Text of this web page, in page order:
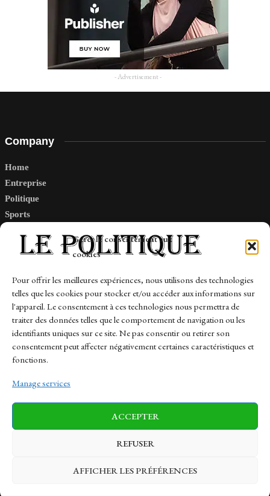
Gérer le consentement aux
cookies
Pour offrir les meilleures expériences, nous utilisons des technologies
telles que les cookies pour stocker et/ou accéder aux informations sur
l'appareil. Le consentement à ces technologies nous permettra de
traiter des données telles que le comportement de navigation ou les
identifiants uniques sur ce site. Ne pas consentir ou retirer son
consentement peut affecter négativement certaines caractéristiques et
fonctions.
Manage services
ACCEPTER
REFUSER
AFFICHER LES PRÉFÉRENCES
- Advertisement -
Company
Home
Entreprise
Politique
Sports
Links
Contact
Sitemap
News Finance-Marches Politics
Business Tech Health Sports Travel
© 1997-2026 - lepolitique.net. All Rights Reserved.